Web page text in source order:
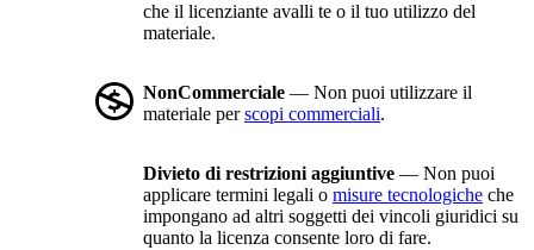
che il licenziante avalli te o il tuo utilizzo del
materiale.
NonCommerciale — Non puoi utilizzare il
materiale perscopi commerciali.
Divieto di restrizioni aggiuntive — Non puoi
applicare termini legali o misure tecnologiche che
impongano ad altri soggetti dei vincoli giuridici su
quanto la licenza consente loro di fare.